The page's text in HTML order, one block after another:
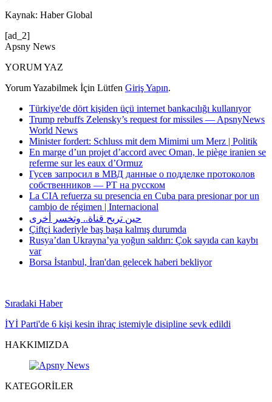
Kaynak: Haber Global
[ad_2]
Apsny News
YORUM YAZ
Yorum Yazabilmek İçin Lütfen Giriş Yapın.
Türkiye'de dört kişiden üçü internet bankacılığı kullanıyor
Trump rebuffs Zelensky’s request for missiles — ApsnyNews
World News
Minister fordert: Schluss mit dem Mimimi um Merz | Politik
En marge d’un projet d’accord avec Oman, le piège iranien se
referme sur les eaux d’Ormuz
Гусев запросил в МВД данные о подделке протоколов
собственников — РТ на русском
La CIA refuerza su presencia en Cuba para presionar por un
cambio de régimen | Internacional
حين تربح قناة.. وتخسر أخرى
Çiftçi kaderiyle baş başa kalmış durumda
Rusya’dan Ukrayna’ya yoğun saldırı: Çok sayıda can kaybı
var
Borsa İstanbul, İran'dan gelecek haberi bekliyor
Sıradaki Haber
İYİ Parti'de 6 kişi kesin ihraç istemiyle disipline sevk edildi
HAKKIMIZDA
KATEGORİLER